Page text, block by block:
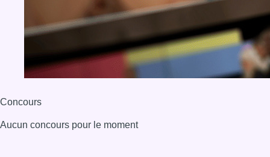
Concours
Aucun concours pour le moment